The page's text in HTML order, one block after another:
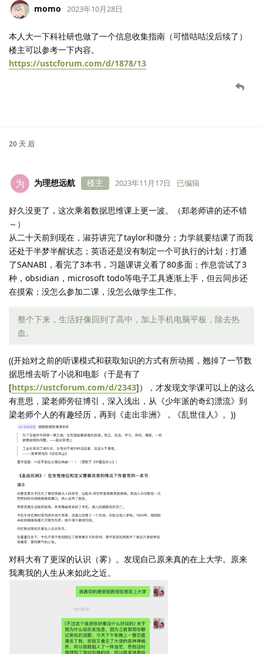
momo 2023年10月28日
本人大一下科社研也做了一个信息收集指南（可惜咕咕没后续了）
楼主可以参考一下内容。
https://ustcforum.com/d/1878/13
20 天 后
为 为理想远航 楼主 2023年11月17日 已编辑
好久没更了，这次乘着数据思维课上更一波。（郑老师讲的还不错
～）
从二十天前到现在，淑芬讲完了taylor和微分；力学就要结课了而我
还处于半梦半醒状态；英语还是没有制定一个可执行的计划；打通
了SANABI，看完了3本书，习题课讲义看了80多面；作息尝试了3
种，obsidian，microsoft todo等电子工具逐渐上手，但云同步还
在摸索；没怎么参加二课，没怎么做学生工作。
整个下来，生活好像回到了高中，加上手机电脑平板，除去热
血。
((开始对之前的听课模式和获取知识的方式有所动摇，翘掉了一节数
据思维去听了小说和电影（于是有了
[https://ustcforum.com/d/2343]），才发现文学课可以上的这么
有意思，梁老师旁征博引，深入浅出，从《少年派的奇幻漂流》到
梁老师个人的有趣经历，再到《走出非洲》，《乱世佳人》。))
对科大有了更深的认识（雾）。发现自己原来真的在上大学。原来
我离我的人生从来如此之近。